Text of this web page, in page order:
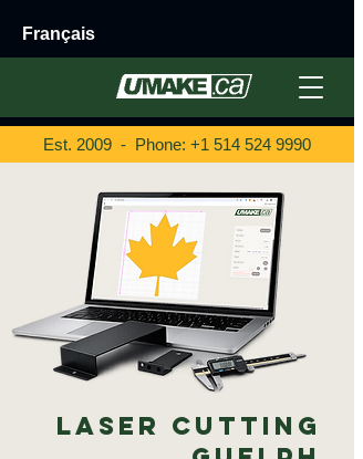
Français
Est. 2009 - Phone: +1 514 524 9990
Laser Cutting